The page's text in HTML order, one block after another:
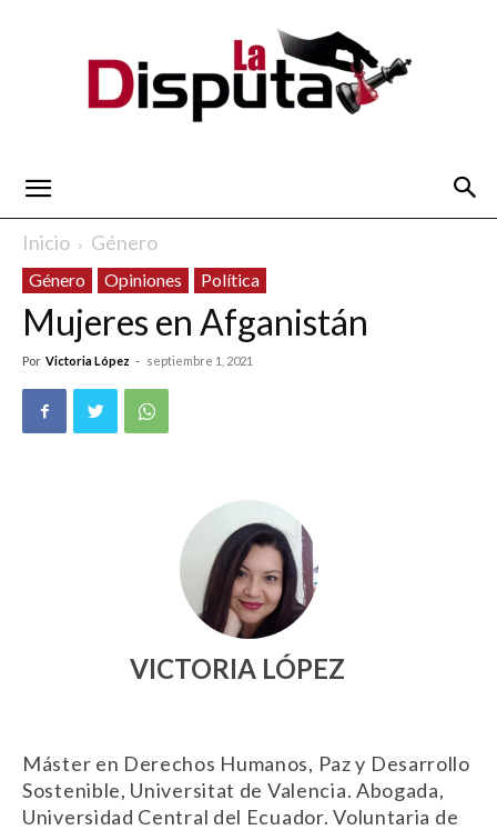
Disputa
Inicio Género
Género Opiniones Política
Mujeres en Afganistán
Por Victoria López - septiembre 1, 2021
VICTORIA LÓPEZ
Máster en Derechos Humanos, Paz y Desarrollo
Sostenible, Universitat de Valencia. Abogada,
Universidad Central del Ecuador. Voluntaria de